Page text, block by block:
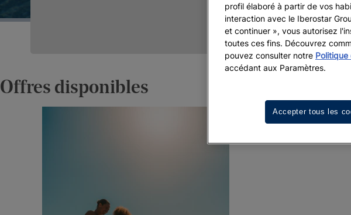
Offres disponibles
profil élaboré à partir de vos
interaction avec le Iberostar
et continuer », vous autorisez
toutes ces fins. Découvrez
pouvez consulter notre Politique
accédant aux Paramètres.
Accepter tous les